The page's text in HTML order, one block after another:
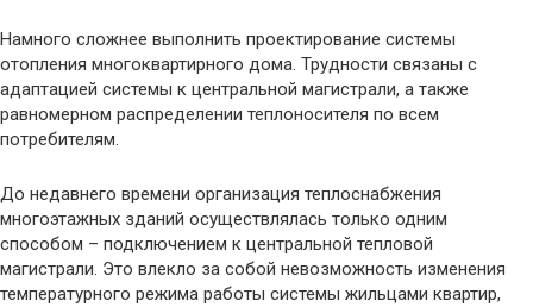
Намного сложнее выполнить проектирование системы
отопления многоквартирного дома. Трудности связаны с
адаптацией системы к центральной магистрали, а также
равномерном распределении теплоносителя по всем
потребителям.
До недавнего времени организация теплоснабжения
многоэтажных зданий осуществлялась только одним
способом – подключением к центральной тепловой
магистрали. Это влекло за собой невозможность изменения
температурного режима работы системы жильцами квартир,